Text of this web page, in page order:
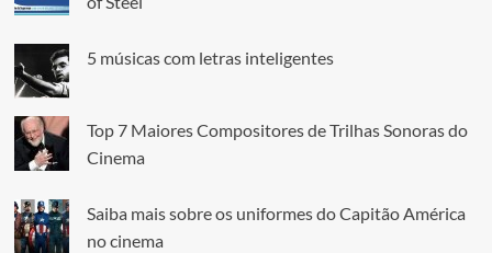
5 músicas com letras inteligentes
Top 7 Maiores Compositores de Trilhas Sonoras do
Cinema
Saiba mais sobre os uniformes do Capitão América
no cinema